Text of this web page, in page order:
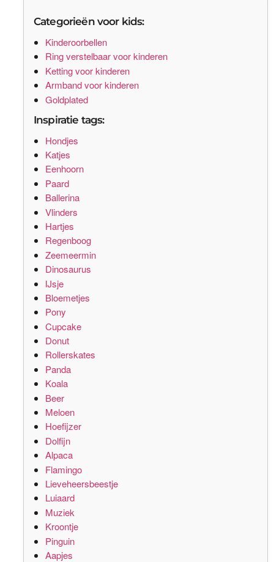
Categorieën voor kids:
Kinderoorbellen
Ring verstelbaar voor kinderen
Ketting voor kinderen
Armband voor kinderen
Goldplated
Inspiratie tags:
Hondjes
Katjes
Eenhoorn
Paard
Ballerina
Vlinders
Hartjes
Regenboog
Zeemeermin
Dinosaurus
IJsje
Bloemetjes
Pony
Cupcake
Donut
Rollerskates
Panda
Koala
Beer
Meloen
Hoefijzer
Dolfijn
Alpaca
Flamingo
Lieveheersbeestje
Luiaard
Muziek
Kroontje
Pinguin
Aapjes